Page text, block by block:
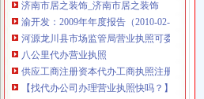
渝开发：2009年年度报告（2010-02-06）_
河源龙川县市场监管局营业执照可委托邮
八公里代办营业执照
供应工商注册资本代办工商执照注册代办
【找代办公司办理营业执照快吗？】-北京易
【图】专业代办营业执照、提供各区正规